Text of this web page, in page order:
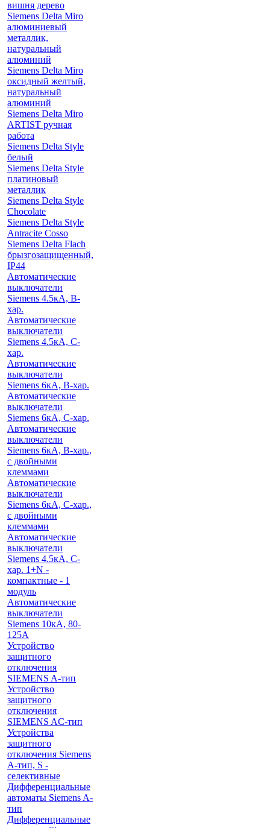
вишня дерево
Siemens Delta Miro
алюминиевый
металлик,
натуральный
алюминий
Siemens Delta Miro
оксидный желтый,
натуральный
алюминий
Siemens Delta Miro
ARTIST ручная
работа
Siemens Delta Style
белый
Siemens Delta Style
платиновый
металлик
Siemens Delta Style
Chocolate
Siemens Delta Style
Antracite Cosso
Siemens Delta Flach
брызгозащищенный,
IP44
Автоматические
выключатели
Siemens 4.5кА, B-
хар.
Автоматические
выключатели
Siemens 4.5кА, C-
хар.
Автоматические
выключатели
Siemens 6кА, B-хар.
Автоматические
выключатели
Siemens 6кА, С-хар.
Автоматические
выключатели
Siemens 6кА, B-хар.,
с двойными
клеммами
Автоматические
выключатели
Siemens 6кА, C-хар.,
с двойными
клеммами
Автоматические
выключатели
Siemens 4.5кА, C-
хар. 1+N -
компактные - 1
модуль
Автоматические
выключатели
Siemens 10кА, 80-
125A
Устройство
защитного
отключения
SIEMENS A-тип
Устройство
защитного
отключения
SIEMENS AС-тип
Устройства
защитного
отключения Siemens
A-тип, S -
селективные
Дифференциальные
автоматы Siemens A-
тип
Дифференциальные